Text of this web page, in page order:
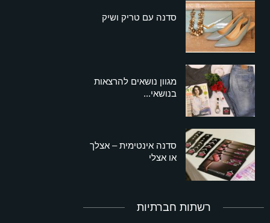
סדנה עם טריק ושיק
מגוון נושאים להרצאות
בנושאי...
סדנה אינטימית – אצלך
או אצלי
רשתות חברתיות